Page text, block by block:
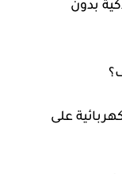
بدون
على